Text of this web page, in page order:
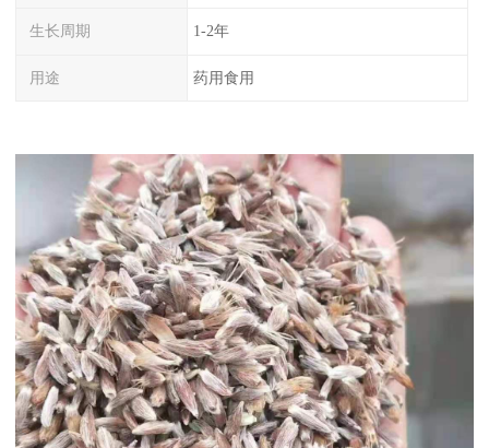
生长周期 1-2年
用途 药用食用